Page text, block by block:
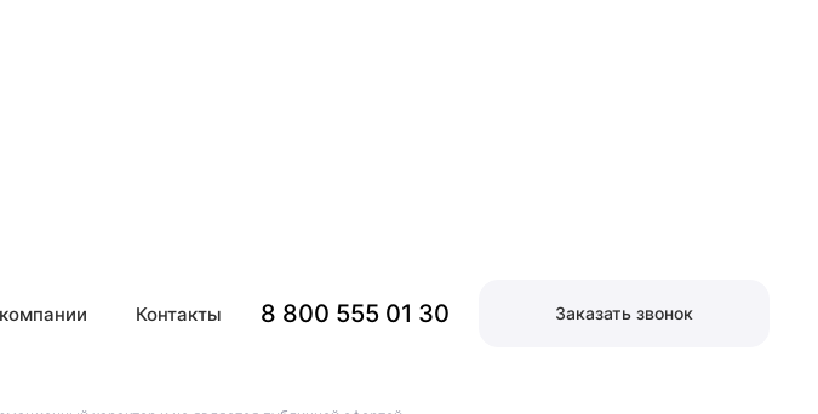
Контакты 8 800 555 01 30 Заказать звонок